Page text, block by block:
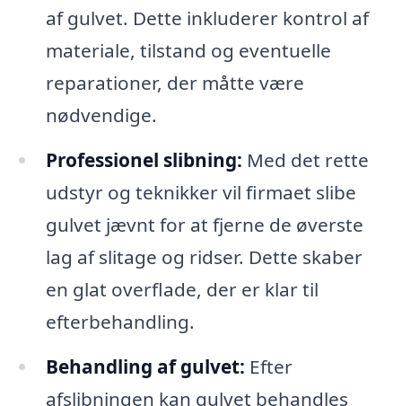
af gulvet. Dette inkluderer kontrol af
materiale, tilstand og eventuelle
reparationer, der måtte være
nødvendige.
Professionel slibning: Med det rette
udstyr og teknikker vil firmaet slibe
gulvet jævnt for at fjerne de øverste
lag af slitage og ridser. Dette skaber
en glat overflade, der er klar til
efterbehandling.
Behandling af gulvet: Efter
afslibningen kan gulvet behandles